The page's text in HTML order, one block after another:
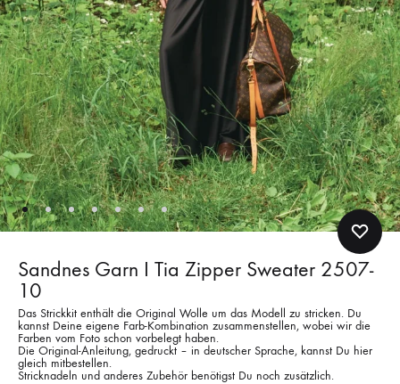
Sandnes Garn I Tia Zipper Sweater 2507-
10
Das Strickkit enthält die Original Wolle um das Modell zu stricken. Du
kannst Deine eigene Farb-Kombination zusammenstellen, wobei wir die
Farben vom Foto schon vorbelegt haben.
Die Original-Anleitung, gedruckt – in deutscher Sprache, kannst Du hier
gleich mitbestellen.
Stricknadeln und anderes Zubehör benötigst Du noch zusätzlich.